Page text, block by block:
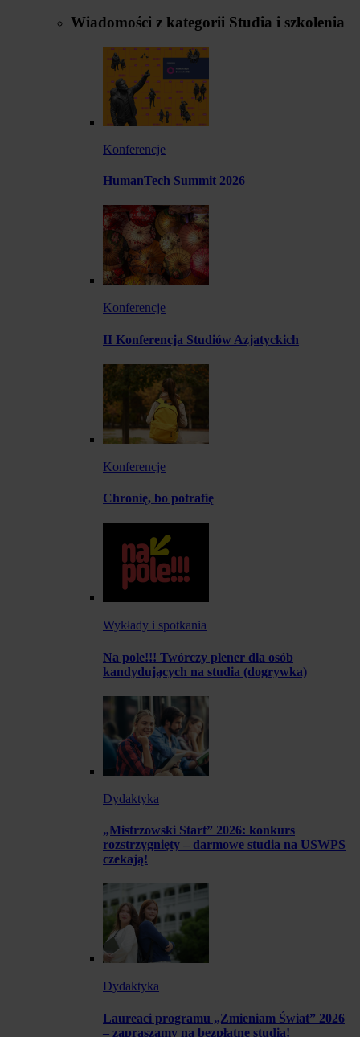
Wiadomości z kategorii Studia i szkolenia
Konferencje
HumanTech Summit 2026
Konferencje
II Konferencja Studiów Azjatyckich
Konferencje
Chronię, bo potrafię
Wykłady i spotkania
Na pole!!! Twórczy plener dla osób
kandydujących na studia (dogrywka)
Dydaktyka
„Mistrzowski Start” 2026: konkurs
rozstrzygnięty – darmowe studia na USWPS
czekają!
Dydaktyka
Laureaci programu „Zmieniam Świat” 2026
– zapraszamy na bezpłatne studia!